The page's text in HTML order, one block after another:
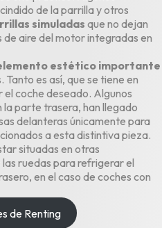
de la parrilla y otros
simuladas que no dejan
aire del motor integradas en
estético importante
es así, que se tiene en
coche deseado. Algunos
parte trasera, han llegado
delanteras únicamente para
a esta distintiva pieza.
situadas en otras
ruedas para refrigerar el
en el caso de coches con
de Renting